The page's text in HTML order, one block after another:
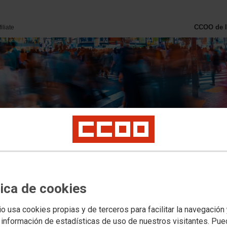
de cookies
usa cookies propias y de terceros para facilitar la navegación
de estadísticas de uso de nuestros visitantes.
CCOO de
Secciones Sindicales